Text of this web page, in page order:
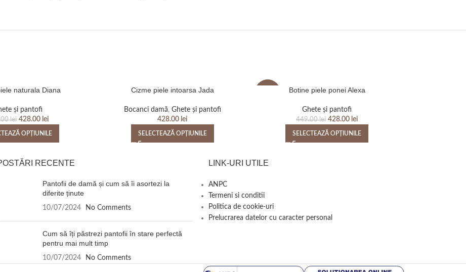
naturala Diana
și pantofi
lei 428.00 lei
OPȚIUNILE
Cizme piele intoarsa Jada
Bocanci damă, Ghete și pantofi
428.00 lei
SELECTEAZĂ OPȚIUNILE
Botine piele ponei Alexa
Ghete și pantofi
449.00lei 428.00 lei
SELECTEAZĂ OPȚIUNILE
RECENTE
Pantofii de damă și cum să îi asortezi la
diferite ținute
10/07/2024 No Comments
Cum să îți păstrezi pantofii în stare perfectă
pentru mai mult timp
10/07/2024 No Comments
LINK-URI UTILE
ANPC
Termeni si conditii
Politica de cookie-uri
Prelucrarea datelor cu caracter personal